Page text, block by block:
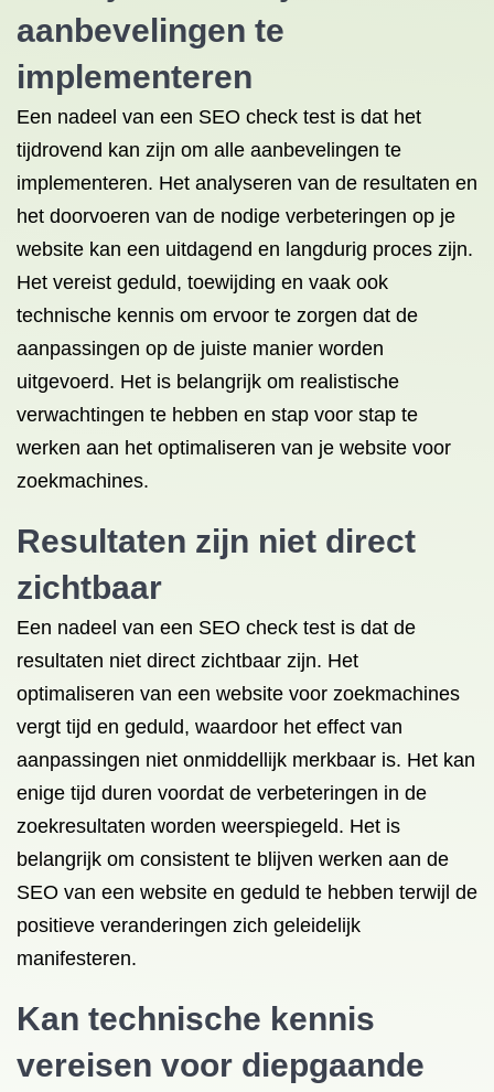
aanbevelingen te
implementeren
Een nadeel van een SEO check test is dat het
tijdrovend kan zijn om alle aanbevelingen te
implementeren. Het analyseren van de resultaten en
het doorvoeren van de nodige verbeteringen op je
website kan een uitdagend en langdurig proces zijn.
Het vereist geduld, toewijding en vaak ook
technische kennis om ervoor te zorgen dat de
aanpassingen op de juiste manier worden
uitgevoerd. Het is belangrijk om realistische
verwachtingen te hebben en stap voor stap te
werken aan het optimaliseren van je website voor
zoekmachines.
Resultaten zijn niet direct
zichtbaar
Een nadeel van een SEO check test is dat de
resultaten niet direct zichtbaar zijn. Het
optimaliseren van een website voor zoekmachines
vergt tijd en geduld, waardoor het effect van
aanpassingen niet onmiddellijk merkbaar is. Het kan
enige tijd duren voordat de verbeteringen in de
zoekresultaten worden weerspiegeld. Het is
belangrijk om consistent te blijven werken aan de
SEO van een website en geduld te hebben terwijl de
positieve veranderingen zich geleidelijk
manifesteren.
Kan technische kennis
vereisen voor diepgaande